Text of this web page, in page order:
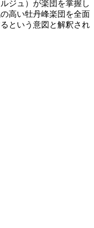
ジュ）が楽団を掌握し
高い牡丹峰楽団を全面
という意図と解釈され